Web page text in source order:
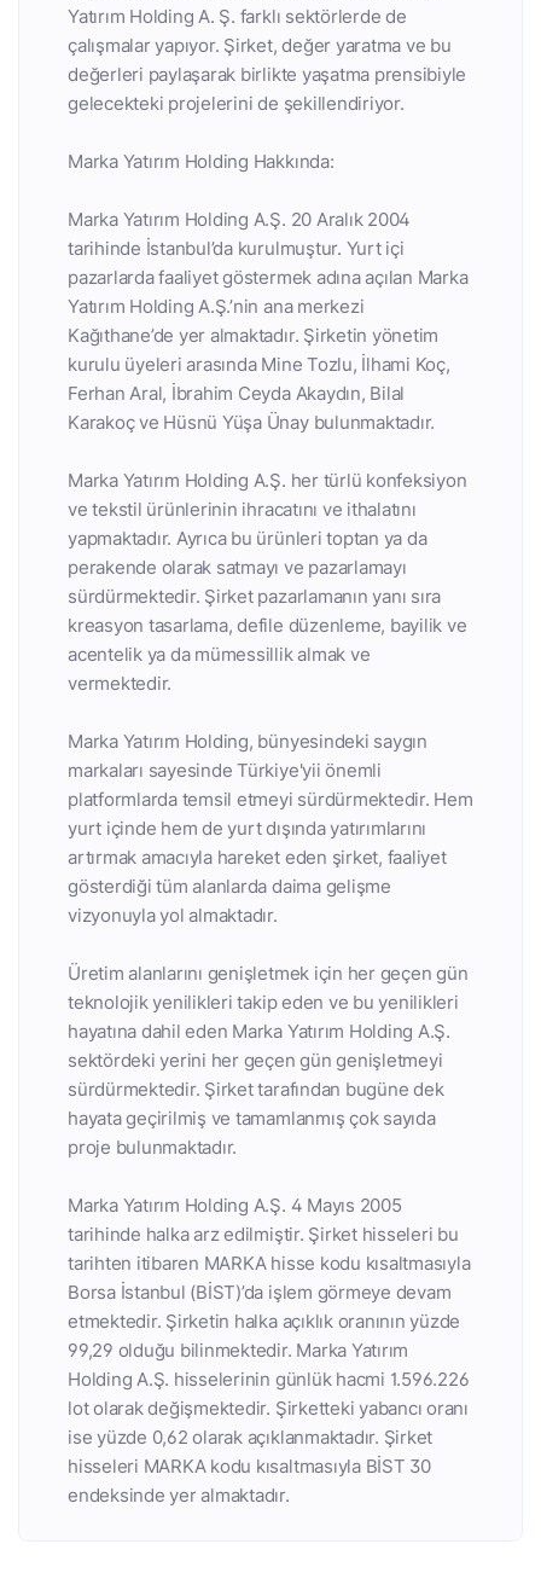
Yatırım Holding A. Ş. farklı sektörlerde de
çalışmalar yapıyor. Şirket, değer yaratma ve bu
değerleri paylaşarak birlikte yaşatma prensibiyle
gelecekteki projelerini de şekillendiriyor.
Marka Yatırım Holding Hakkında:
Marka Yatırım Holding A.Ş. 20 Aralık 2004
tarihinde İstanbul’da kurulmuştur. Yurt içi
pazarlarda faaliyet göstermek adına açılan Marka
Yatırım Holding A.Ş.’nin ana merkezi
Kağıthane’de yer almaktadır. Şirketin yönetim
kurulu üyeleri arasında Mine Tozlu, İlhami Koç,
Ferhan Aral, İbrahim Ceyda Akaydın, Bilal
Karakoç ve Hüsnü Yüşa Ünay bulunmaktadır.
Marka Yatırım Holding A.Ş. her türlü konfeksiyon
ve tekstil ürünlerinin ihracatını ve ithalatını
yapmaktadır. Ayrıca bu ürünleri toptan ya da
perakende olarak satmayı ve pazarlamayı
sürdürmektedir. Şirket pazarlamanın yanı sıra
kreasyon tasarlama, defile düzenleme, bayilik ve
acentelik ya da mümessillik almak ve
vermektedir.
Marka Yatırım Holding, bünyesindeki saygın
markaları sayesinde Türkiye'yii önemli
platformlarda temsil etmeyi sürdürmektedir. Hem
yurt içinde hem de yurt dışında yatırımlarını
artırmak amacıyla hareket eden şirket, faaliyet
gösterdiği tüm alanlarda daima gelişme
vizyonuyla yol almaktadır.
Üretim alanlarını genişletmek için her geçen gün
teknolojik yenilikleri takip eden ve bu yenilikleri
hayatına dahil eden Marka Yatırım Holding A.Ş.
sektördeki yerini her geçen gün genişletmeyi
sürdürmektedir. Şirket tarafından bugüne dek
hayata geçirilmiş ve tamamlanmış çok sayıda
proje bulunmaktadır.
Marka Yatırım Holding A.Ş. 4 Mayıs 2005
tarihinde halka arz edilmiştir. Şirket hisseleri bu
tarihten itibaren MARKA hisse kodu kısaltmasıyla
Borsa İstanbul (BİST)’da işlem görmeye devam
etmektedir. Şirketin halka açıklık oranının yüzde
99,29 olduğu bilinmektedir. Marka Yatırım
Holding A.Ş. hisselerinin günlük hacmi 1.596.226
lot olarak değişmektedir. Şirketteki yabancı oranı
ise yüzde 0,62 olarak açıklanmaktadır. Şirket
hisseleri MARKA kodu kısaltmasıyla BİST 30
endeksinde yer almaktadır.